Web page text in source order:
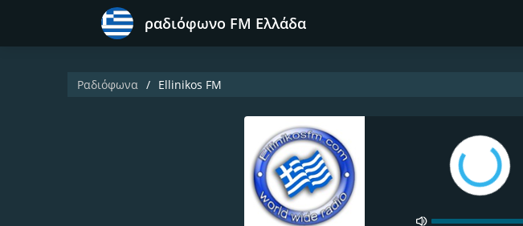
ραδιόφωνο FM Ελλάδα
Ραδιόφωνα Ellinikos FM